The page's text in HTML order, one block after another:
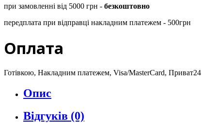
при замовленні від 5000 грн - безкоштовно
передплата при відправці накладним платежем - 500грн
Оплата
Готівкою, Накладним платежем, Visa/MasterCard, Приват24
Опис
Відгуків (0)